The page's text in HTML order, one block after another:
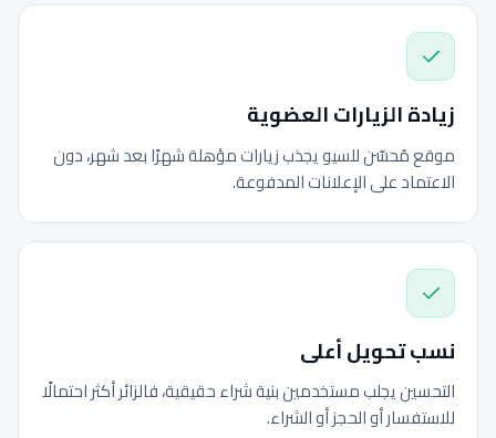
زيادة الزيارات العضوية
موقع مُحسّن للسيو يجذب زيارات مؤهلة شهرًا بعد شهر، دون
الاعتماد على الإعلانات المدفوعة.
نسب تحويل أعلى
التحسين يجلب مستخدمين بنية شراء حقيقية، فالزائر أكثر احتمالًا
للاستفسار أو الحجز أو الشراء.